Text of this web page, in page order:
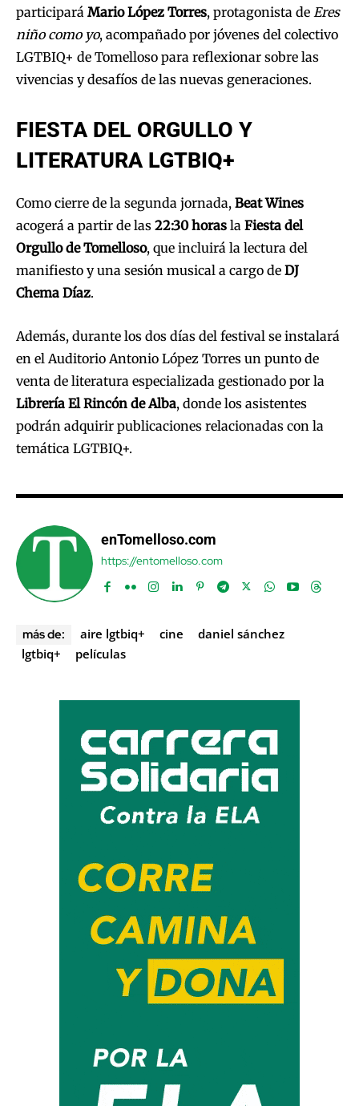
participará Mario López Torres, protagonista de Eres
niño como yo, acompañado por jóvenes del colectivo
LGTBIQ+ de Tomelloso para reflexionar sobre las
vivencias y desafíos de las nuevas generaciones.
FIESTA DEL ORGULLO Y
LITERATURA LGTBIQ+
Como cierre de la segunda jornada, Beat Wines
acogerá a partir de las 22:30 horas la Fiesta del
Orgullo de Tomelloso, que incluirá la lectura del
manifiesto y una sesión musical a cargo de DJ
Chema Díaz.
Además, durante los dos días del festival se instalará
en el Auditorio Antonio López Torres un punto de
venta de literatura especializada gestionado por la
Librería El Rincón de Alba, donde los asistentes
podrán adquirir publicaciones relacionadas con la
temática LGTBIQ+.
enTomelloso.com
https://entomelloso.com
más de: aire lgtbiq+ cine
daniel sánchez
lgtbiq+
películas